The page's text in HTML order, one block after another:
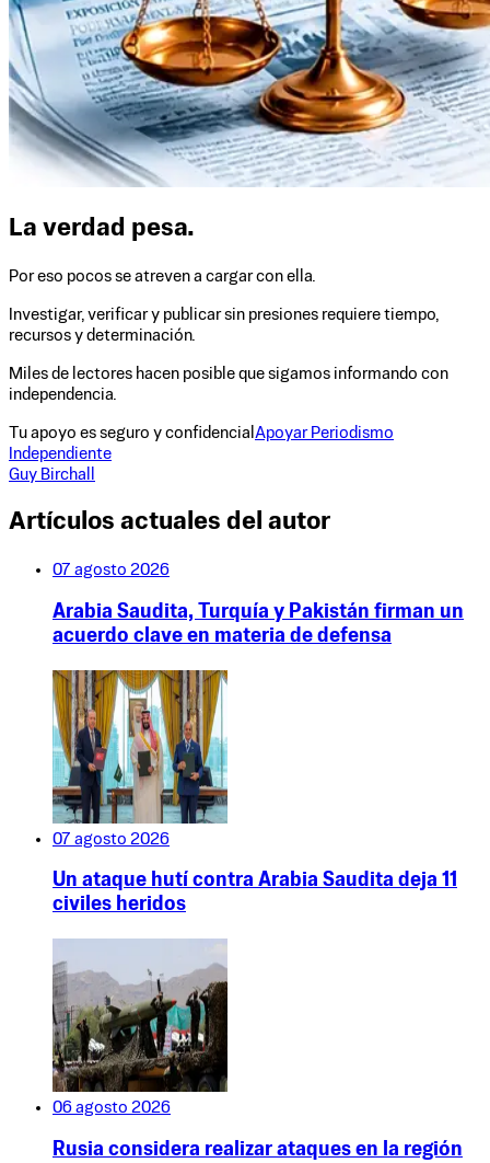
La verdad pesa.
Por eso pocos se atreven a cargar con ella.
Investigar, verificar y publicar sin presiones requiere tiempo,
recursos y determinación.
Miles de lectores hacen posible que sigamos informando con
independencia.
Tu apoyo es seguro y confidencial Apoyar Periodismo
Independiente
Guy Birchall
Artículos actuales del autor
07 agosto 2026
Arabia Saudita, Turquía y Pakistán firman un
acuerdo clave en materia de defensa
07 agosto 2026
Un ataque hutí contra Arabia Saudita deja 11
civiles heridos
06 agosto 2026
Rusia considera realizar ataques en la región